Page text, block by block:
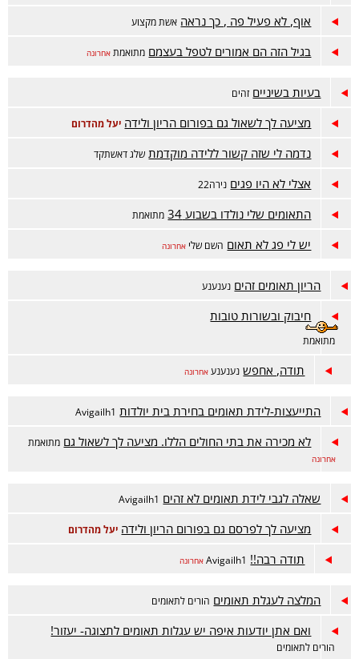
אוף, לא פעיל פה , כך נראה אשת מקצוע
בגיל הזה הם אמורים לטפל בעצמם מתואמת אחרונה
בעיות בשיניים זהים
מציעה לך לשאול גם בפורום הריון ולידה יעל מהדרום
נדמה לי שזה קשור ללידה מוקדמת שלג דאשתקד
אצלי לא היו פגים נירה22
התאומים שלי נולדו בשבוע 34 מתואמת
יש לי פג לא תאום השם שלי אחרונה
הריון תאומים זהים נענענע
חיבוק ובשורות טובות
מתואמת
תודה, אחפש נענענע אחרונה
התייעצות-לידת תאומים בחירת בית יולדות Avigailh1
לא מכירה את בתי החולים הללו. מציעה לך לשאול גם מתואמת
אחרונה
שאלה לגבי לידת תאומים לא זהים Avigailh1
מציעה לך לפרסם גם בפורום הריון ולידה יעל מהדרום
תודה רבה!! Avigailh1 אחרונה
המלצה לעגלת תאומים הורים לתאומים
ואם אתן יודעות איפה יש עגלות תאומים לתצוגה- יעזור!
הורים לתאומים